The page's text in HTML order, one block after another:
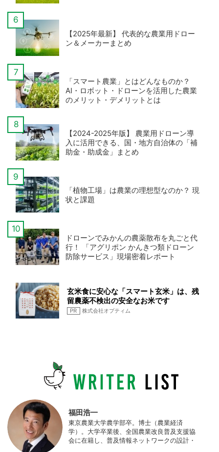
【2025年最新】 代表的な農業用ドロー
ン＆メーカーまとめ
「スマート農業」とはどんなものか？
AI・ロボット・ドローンを活用した農業
のメリット・デメリットとは
【2024-2025年版】 農業用ドローン導
入に活用できる、国・地方自治体の「補
助金・助成金」まとめ
「植物工場」は農業の理想型なのか？ 現
状と課題
ドローンでみかんの農薬散布を丸ごと代
行！ 「アグリポン かんきつ類ドローン
防除サービス」現場密着レポート
玄米食に安心な「スマート玄米」は、残
留農薬不検出の安全なお米です
PR 株式会社オプティム
福田浩一
東京農業大学農学部卒。博士（農業経済
学）。大学卒業後、全国農業改良普及支援協
会に在籍し、普及情報ネットワークの設計・